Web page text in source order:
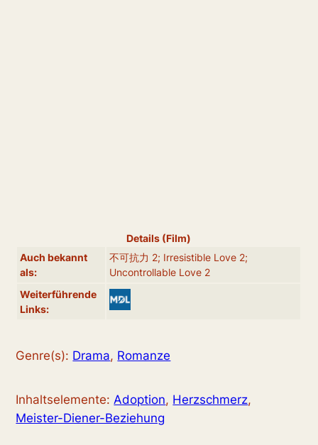
Details (Film)
Auch bekannt
als:
不可抗力 2; Irresistible Love 2;
Uncontrollable Love 2
Weiterführende
Links:
Genre(s): Drama, Romanze
Inhaltselemente:Adoption, Herzschmerz,
Meister-Diener-Beziehung